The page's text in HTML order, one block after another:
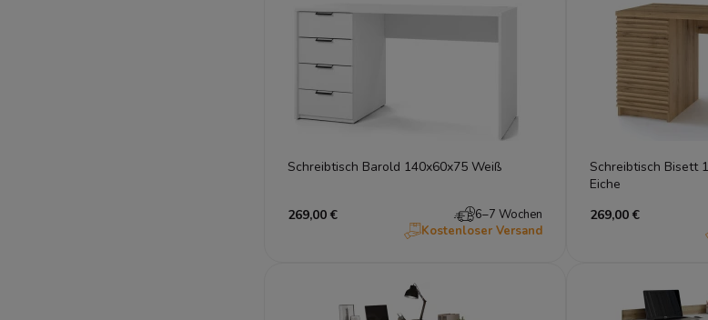
Schreibtisch Barold 140x60x75 Weiß
269,00 €
6–7 Wochen
Kostenloser Versand
Schreibtisch Bisett
Eiche
269,00 €